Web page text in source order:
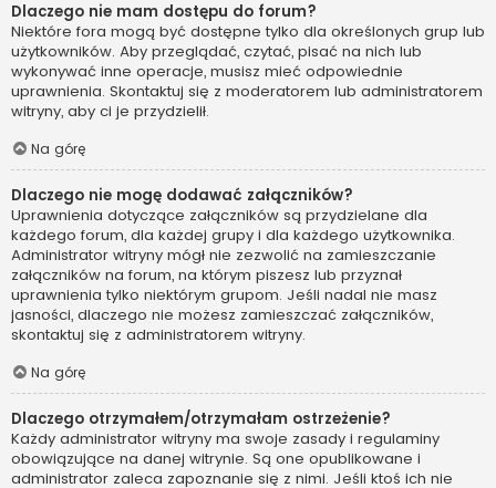
Dlaczego nie mam dostępu do forum?
Niektóre fora mogą być dostępne tylko dla określonych grup lub
użytkowników. Aby przeglądać, czytać, pisać na nich lub
wykonywać inne operacje, musisz mieć odpowiednie
uprawnienia. Skontaktuj się z moderatorem lub administratorem
witryny, aby ci je przydzielił.
Na górę
Dlaczego nie mogę dodawać załączników?
Uprawnienia dotyczące załączników są przydzielane dla
każdego forum, dla każdej grupy i dla każdego użytkownika.
Administrator witryny mógł nie zezwolić na zamieszczanie
załączników na forum, na którym piszesz lub przyznał
uprawnienia tylko niektórym grupom. Jeśli nadal nie masz
jasności, dlaczego nie możesz zamieszczać załączników,
skontaktuj się z administratorem witryny.
Na górę
Dlaczego otrzymałem/otrzymałam ostrzeżenie?
Każdy administrator witryny ma swoje zasady i regulaminy
obowiązujące na danej witrynie. Są one opublikowane i
administrator zaleca zapoznanie się z nimi. Jeśli ktoś ich nie